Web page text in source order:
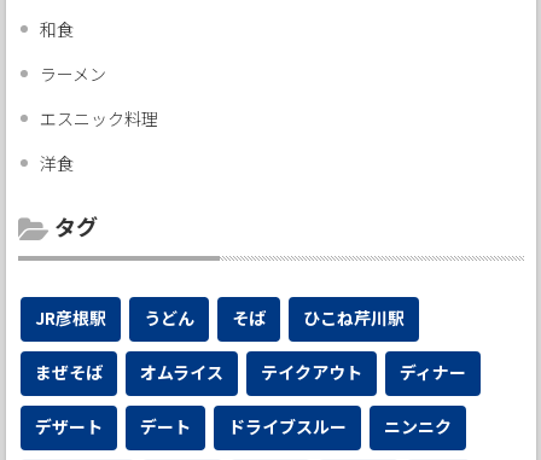
和食
ラーメン
エスニック料理
洋食
タグ
JR彦根駅 うどん そば ひこね芹川駅
まぜそば オムライス テイクアウト ディナー
デザート デート ドライブスルー ニンニク